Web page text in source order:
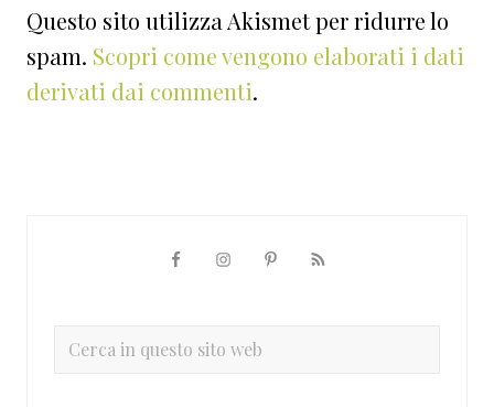
Questo sito utilizza Akismet per ridurre lo
spam. Scopri come vengono elaborati i dati
derivati dai commenti.
primaria
Cerca